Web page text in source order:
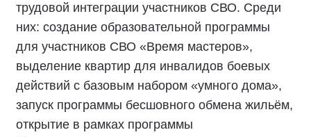
трудовой интеграции участников СВО. Среди
них: создание образовательной программы
для участников СВО «Время мастеров»,
выделение квартир для инвалидов боевых
действий с базовым набором «умного дома»,
запуск программы бесшовного обмена жильём,
открытие в рамках программы